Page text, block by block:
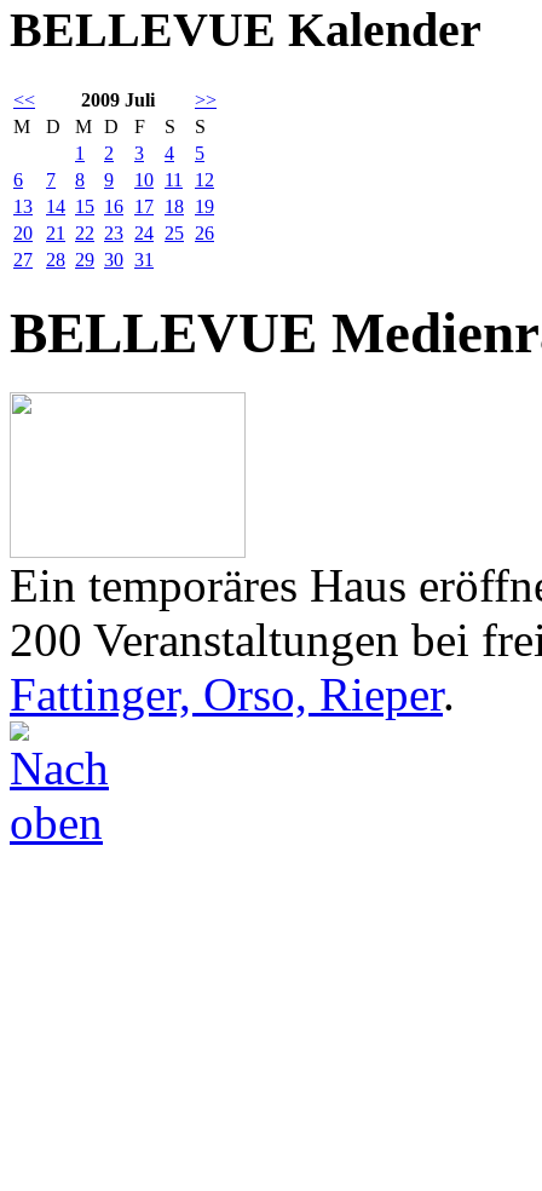
BELLEVUE Kalender
<< 2009 Juli
>>
M
D M D F S
S
1
2 3 4
5
6
7 8 9 10 11
12
13
14 15 16 17 18 19
20
21 22 23 24 25 26
27
28 29 30 31
BELLEVUE
Ein temporäres Haus
200 Veranstaltungen bei
Fattinger, Orso, Rieper.